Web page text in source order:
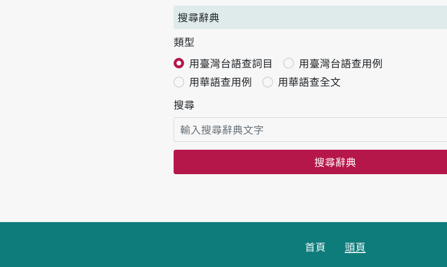
搜尋辭典
類型
用臺灣台語查詞目
用臺灣台語查用例
用華語查用例
用華語查全文
搜尋
搜尋辭典
首頁 頭頁